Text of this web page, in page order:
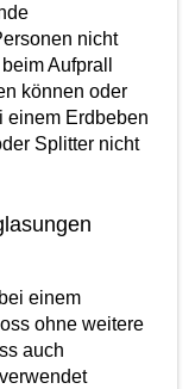
nicht
Aufprall
können oder
einem Erdbeben
Splitter nicht
einem
ohne weitere
auch